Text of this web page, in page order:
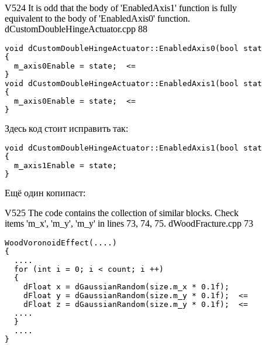
V524 It is odd that the body of 'EnabledAxis1' function is fully
equivalent to the body of 'EnabledAxis0' function.
dCustomDoubleHingeActuator.cpp 88
void dCustomDoubleHingeActuator::EnabledAxis0(bool
{
  m_axis0Enable = state;  <=
}
void dCustomDoubleHingeActuator::EnabledAxis1(bool
{
  m_axis0Enable = state;  <=
}
Здесь код стоит исправить так:
void dCustomDoubleHingeActuator::EnabledAxis1(bool
{
  m_axis1Enable = state;
}
Ещё один копипаст:
V525 The code contains the collection of similar blocks. Check
items 'm_x', 'm_y', 'm_y' in lines 73, 74, 75. dWoodFracture.cpp 73
WoodVoronoidEffect(....)
{
  ....
  for (int i = 0; i < count; i ++)
  {
    dFloat x = dGaussianRandom(size.m_x * 0.1f);
    dFloat y = dGaussianRandom(size.m_y * 0.1f);  <=
    dFloat z = dGaussianRandom(size.m_y * 0.1f);  <=
  ....
  }
  ....
}